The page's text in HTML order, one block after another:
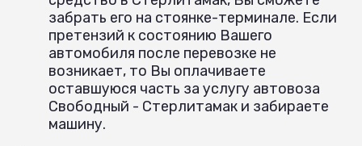
забрать его на стоянке-терминале. Если
претензий к состоянию Вашего
автомобиля после перевозке не
возникает, то Вы оплачиваете
оставшуюся часть за услугу автовоза
Свободный - Стерлитамак и забираете
машину.